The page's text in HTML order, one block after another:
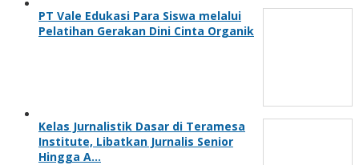
PT Vale Edukasi Para Siswa melalui
Pelatihan Gerakan Dini Cinta Organik
Kelas Jurnalistik Dasar di Teramesa
Institute, Libatkan Jurnalis Senior
Hingga A…